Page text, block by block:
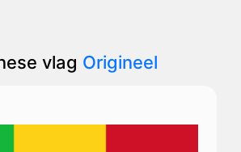
vlag Origineel